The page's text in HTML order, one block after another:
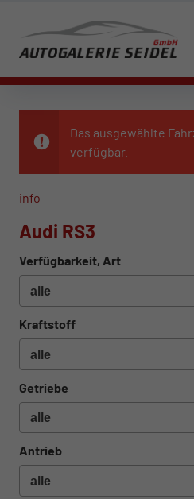
Das ausgewählte
verfügbar.
info
Audi RS3
Verfügbarkeit, Art
Kraftstoff
Getriebe
Antrieb